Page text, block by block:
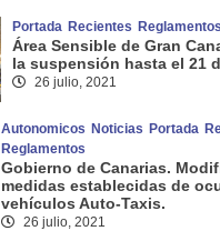
Portada Recientes Reglamentos
Área Sensible de Gran
la suspensión hasta el 21
26 julio, 2021
Autonomicos Noticias Portada
Reglamentos
Gobierno de Canarias.
medidas establecidas de
vehículos Auto-Taxis.
26 julio, 2021